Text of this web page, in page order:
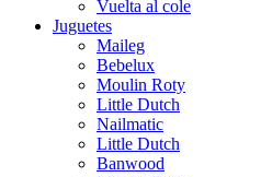
Vuelta al cole
Juguetes
Maileg
Bebelux
Moulin Roty
Little Dutch
Nailmatic
Little Dutch
Banwood